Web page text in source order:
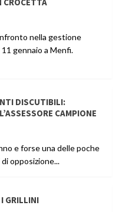
CROCETTA
nella gestione
gennaio a Menfi.
DISCUTIBILI:
CAMPIONE
e forse una delle poche
opposizione...
GRILLINI